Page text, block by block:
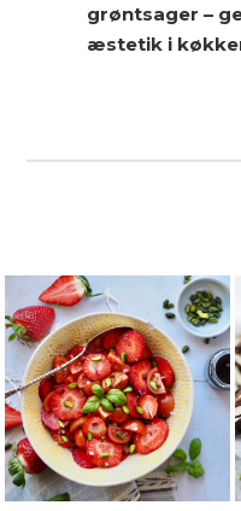
grøntsager –
æstetik i